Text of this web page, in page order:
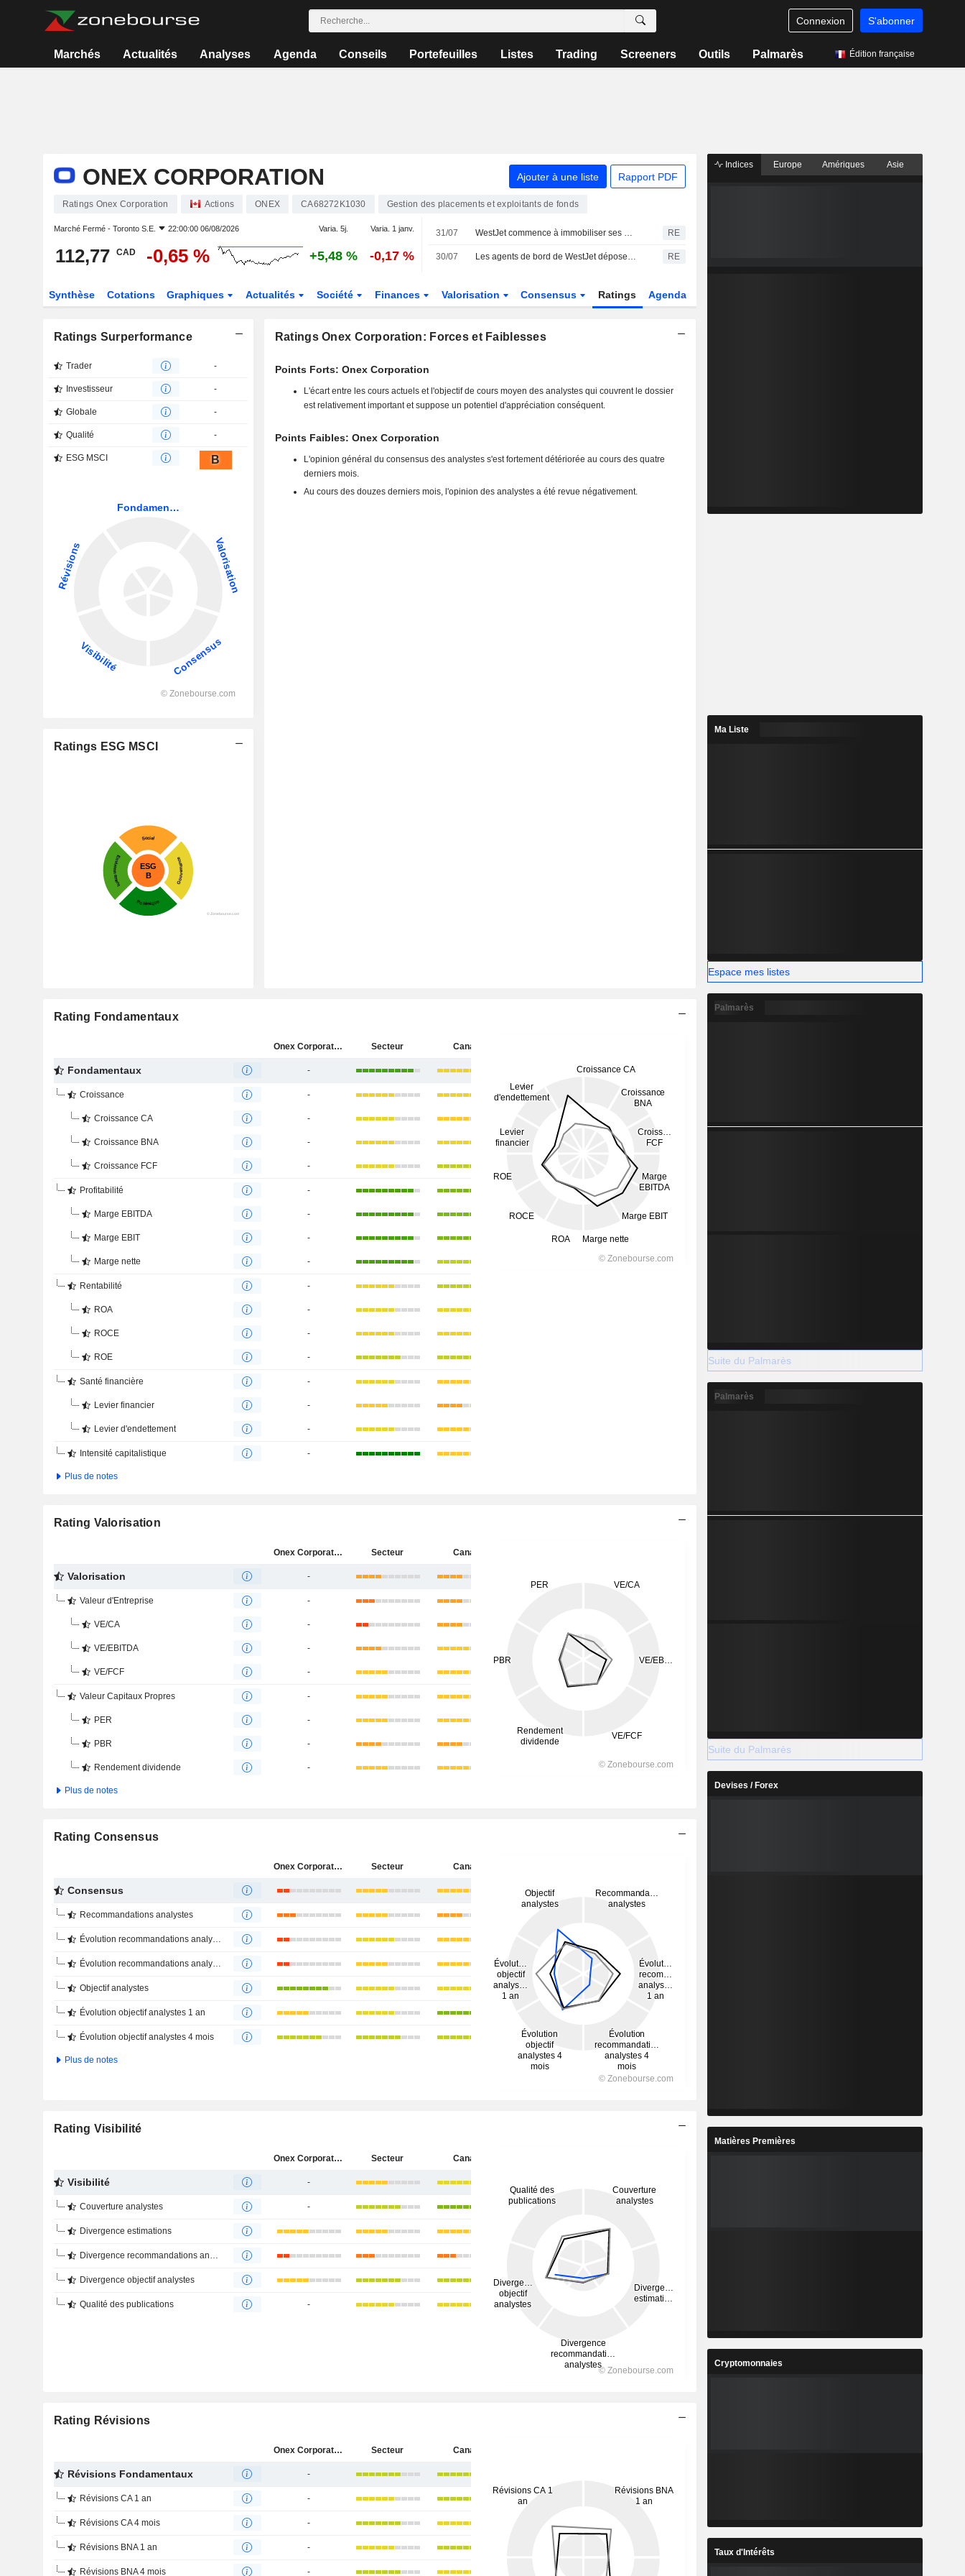
Connexion S'abonner
Marchés Actualités Analyses Agenda Conseils Portefeuilles Listes Trading Screeners Outils Palmarès Édition française
ONEX CORPORATION Ajouter à une liste Rapport PDF
Ratings Onex Corporation Actions ONEX CA68272K1030 Gestion des placements et exploitants de fonds
Marché Fermé - Toronto S.E. 22:00:00 06/08/2026 Varia. 5j. Varia. 1 janv.
112,77 CAD -0,65 % +5,48 % -0,17 %
31/07 WestJet commence à immobiliser ses Boeing 737 avant une grève imminente RE
30/07 Les agents de bord de WestJet déposent un préavis de grève de 72 heures concernant le travail non rémunéré RE
Synthèse Cotations Graphiques Actualités Société Finances Valorisation Consensus Ratings Agenda
Ratings Surperformance
Trader -
Investisseur -
Globale -
Qualité -
ESG MSCI B
Ratings ESG MSCI
Ratings Onex Corporation: Forces et Faiblesses
Points Forts: Onex Corporation
L'écart entre les cours actuels et l'objectif de cours moyen des analystes qui couvrent le dossier
est relativement important et suppose un potentiel d'appréciation conséquent.
Points Faibles: Onex Corporation
L'opinion général du consensus des analystes s'est fortement détériorée au cours des quatre
derniers mois.
Au cours des douzes derniers mois, l'opinion des analystes a été revue négativement.
Rating Fondamentaux
Onex Corporation Secteur Canada
Fondamentaux -
Croissance -
Croissance CA -
Croissance BNA -
Croissance FCF -
Profitabilité -
Marge EBITDA -
Marge EBIT -
Marge nette -
Rentabilité -
ROA -
ROCE -
ROE -
Santé financière -
Levier financier -
Levier d'endettement -
Intensité capitalistique -
Plus de notes
Rating Valorisation
Onex Corporation Secteur Canada
Valorisation -
Valeur d'Entreprise -
VE/CA -
VE/EBITDA -
VE/FCF -
Valeur Capitaux Propres -
PER -
PBR -
Rendement dividende -
Plus de notes
Rating Consensus
Onex Corporation Secteur Canada
Consensus
Recommandations analystes
Évolution recommandations analystes 1 an
Évolution recommandations analystes 4 mois
Objectif analystes
Évolution objectif analystes 1 an
Évolution objectif analystes 4 mois
Plus de notes
Rating Visibilité
Onex Corporation Secteur Canada
Visibilité -
Couverture analystes -
Divergence estimations
Divergence recommandations analystes
Divergence objectif analystes
Qualité des publications -
Rating Révisions
Onex Corporation Secteur Canada
Révisions Fondamentaux -
Révisions CA 1 an -
Révisions CA 4 mois -
Révisions BNA 1 an -
Révisions BNA 4 mois -
Indices Europe Amériques Asie
Ma Liste
Espace mes listes
Palmarès
Suite du Palmarès
Palmarès
Suite du Palmarès
Devises / Forex
Matières Premières
Cryptomonnaies
Taux d'Intérêts